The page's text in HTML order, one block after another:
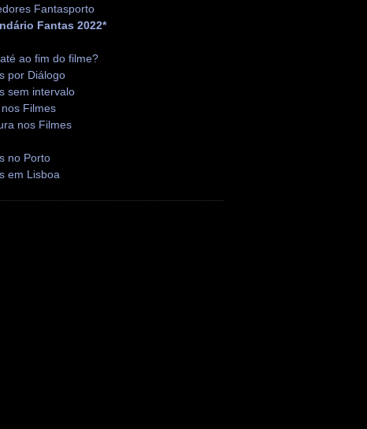
Fantasporto
Fantas 2022*
ao fim do filme?
por Diálogo
sem intervalo
Filmes
nos Filmes
no Porto
em Lisboa